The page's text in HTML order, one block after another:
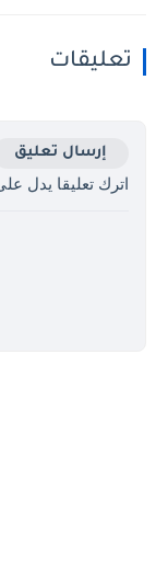
تعليقات
إرسال تعليق
اترك تعليقا يدل